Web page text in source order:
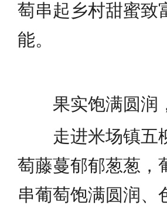
萄串起乡村甜蜜致
能。
果实饱满圆润
走进米场镇五
萄藤蔓郁郁葱葱，
串葡萄饱满圆润、